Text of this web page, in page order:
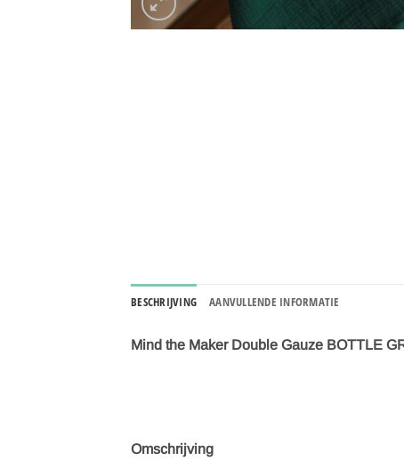
BESCHRIJVING AANVULLENDE INFORMATIE
Mind the Maker Double Gauze BOTTLE
Omschrijving